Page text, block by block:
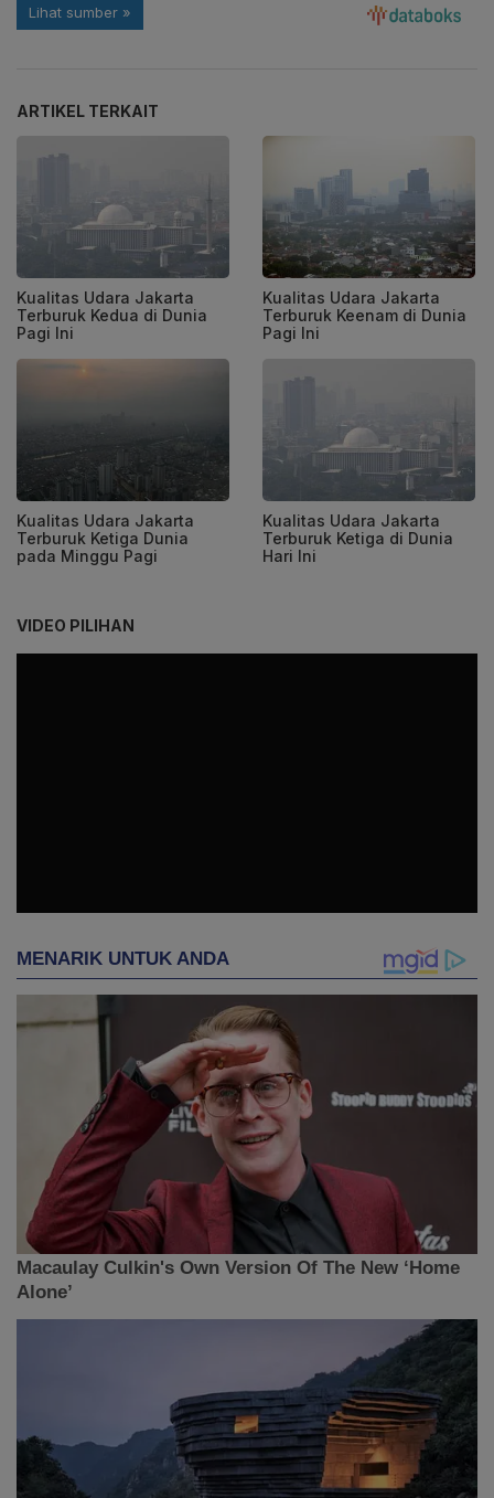
ARTIKEL TERKAIT
Kualitas Udara Jakarta
Terburuk Kedua di Dunia
Pagi Ini
Kualitas Udara Jakarta
Terburuk Keenam di Dunia
Pagi Ini
Kualitas Udara Jakarta
Terburuk Ketiga Dunia
pada Minggu Pagi
Kualitas Udara Jakarta
Terburuk Ketiga di Dunia
Hari Ini
VIDEO PILIHAN